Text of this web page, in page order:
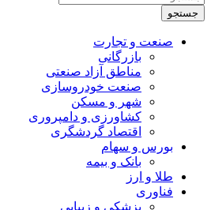
جستجو
صنعت و تجارت
بازرگانی
مناطق آزاد صنعتی
صنعت خودروسازی
شهر و مسکن
کشاورزی و دامپروری
اقتصاد گردشگری
بورس و سهام
بانک و بیمه
طلا و ارز
فناوری
پزشکی و زیبایی